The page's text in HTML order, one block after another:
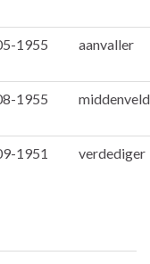
1955 aanvaller
1955
1951 verdediger